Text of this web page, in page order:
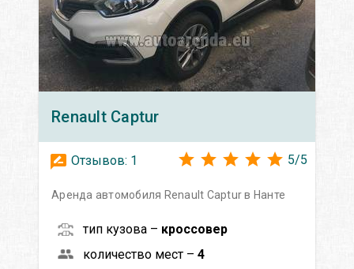
Renault Captur
Отзывов: 1 5/5
Аренда автомобиля Renault Captur в Нанте
тип кузова – кроссовер
количество мест – 4